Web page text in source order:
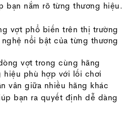
bạn nắm rõ từng thương hiệu.
vợt phổ biến trên thị trường
nổi bật của từng thương
vợt trong cùng hãng
hiệu phù hợp với lối chơi
vân giữa nhiều hãng khác
bạn ra quyết định dễ dàng